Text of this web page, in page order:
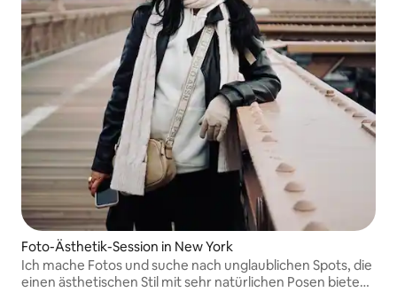
Foto-Ästhetik-Session in New York
Ich mache Fotos und suche nach unglaublichen Spots, die
einen ästhetischen Stil mit sehr natürlichen Posen bieten,